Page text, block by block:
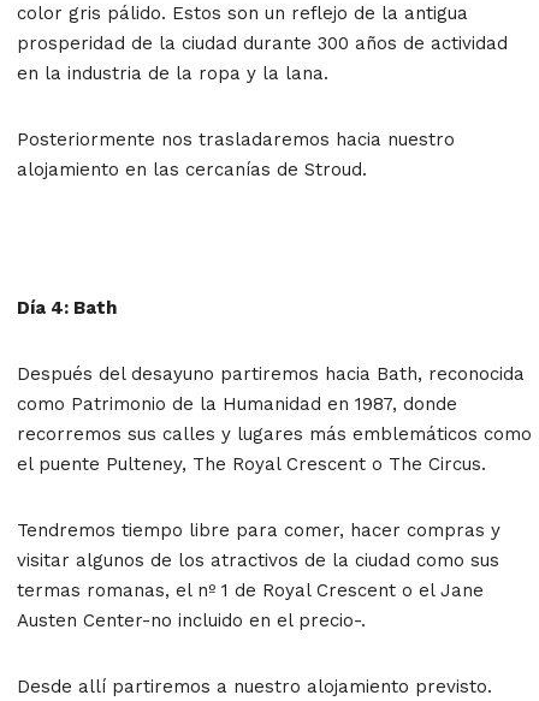
color gris pálido. Estos son un reflejo de la antigua
prosperidad de la ciudad durante 300 años de actividad
en la industria de la ropa y la lana.
Posteriormente nos trasladaremos hacia nuestro
alojamiento en las cercanías de Stroud.
Día 4: Bath
Después del desayuno partiremos hacia Bath, reconocida
como Patrimonio de la Humanidad en 1987, donde
recorremos sus calles y lugares más emblemáticos como
el puente Pulteney, The Royal Crescent o The Circus.
Tendremos tiempo libre para comer, hacer compras y
visitar algunos de los atractivos de la ciudad como sus
termas romanas, el nº 1 de Royal Crescent o el Jane
Austen Center-no incluido en el precio-.
Desde allí partiremos a nuestro alojamiento previsto.